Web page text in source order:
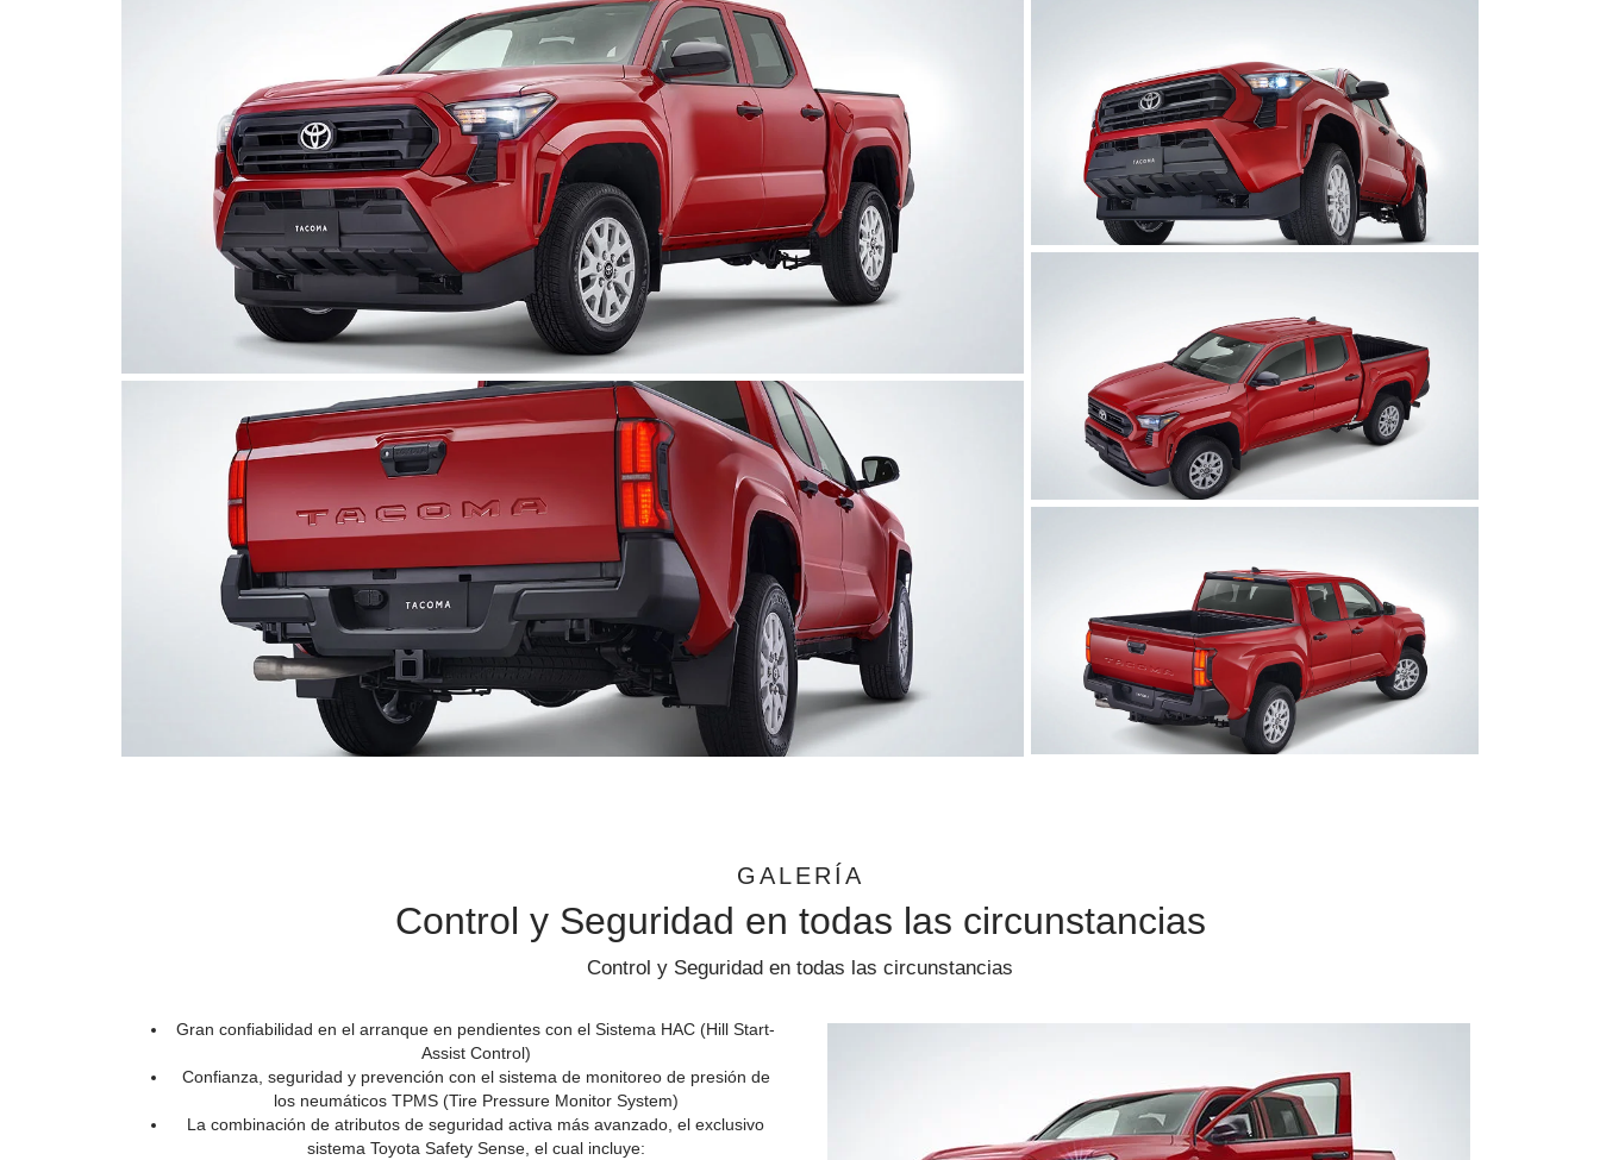
Clic
agrandar
foto
agrandar
foto
GALERÍA
Control y Seguridad en todas las circunstancias
Control y Seguridad en todas las circunstancias
Gran confiabilidad en el arranque en pendientes con el Sistema HAC (Hill Start-
Assist Control)
Confianza, seguridad y prevención con el sistema de monitoreo de presión de
los neumáticos TPMS (Tire Pressure Monitor System)
La combinación de atributos de seguridad activa más avanzado, el exclusivo
sistema Toyota Safety Sense, el cual incluye: